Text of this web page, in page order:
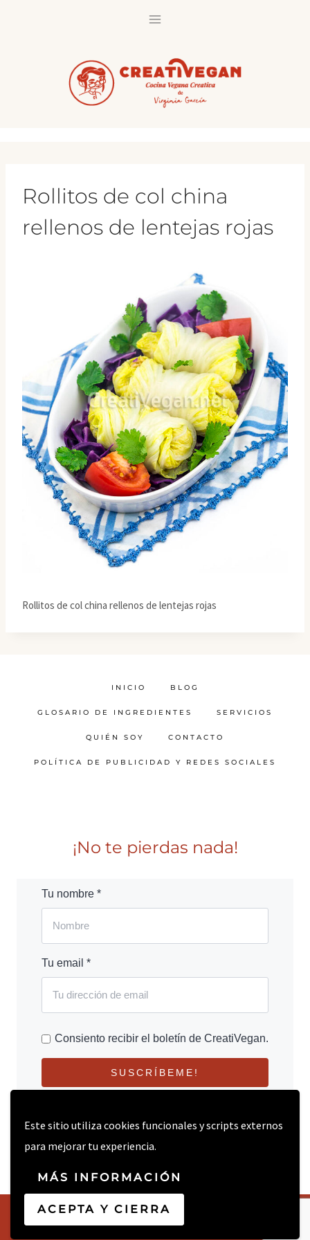
Este sitio utiliza cookies funcionales y scripts externos
para mejorar tu experiencia.
MÁS INFORMACIÓN
ACEPTA Y CIERRA
Rollitos de col china
rellenos de lentejas rojas
Rollitos de col china rellenos de lentejas rojas
INICIO BLOG
GLOSARIO DE INGREDIENTES SERVICIOS
QUIÉN SOY CONTACTO
POLÍTICA DE PUBLICIDAD Y REDES SOCIALES
¡No te pierdas nada!
Tu nombre *
Tu email *
Consiento recibir el boletín de CreatiVegan.
SUSCRÍBEME!
© 2026 CREATIVEGAN.NET